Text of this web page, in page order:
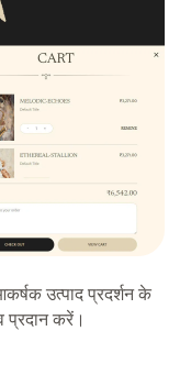
उत्पाद प्रदर्शन के
करें।